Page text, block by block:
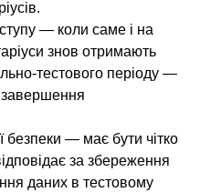
— коли саме і на
знов отримають
тестового періоду —
безпеки — має бути чітко
за збереження
даних в тестовому